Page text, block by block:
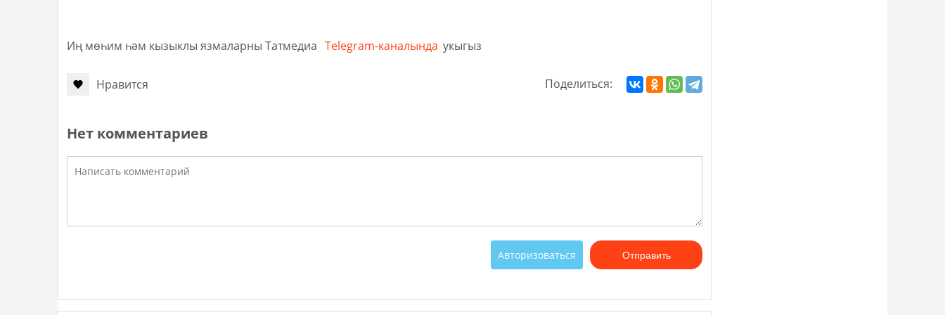
Иң мөһим һәм кызыклы язмаларны Татмедиа Telegram-каналында укыгыз
Нравится Поделиться:
Нет комментариев
Авторизоваться Отправить